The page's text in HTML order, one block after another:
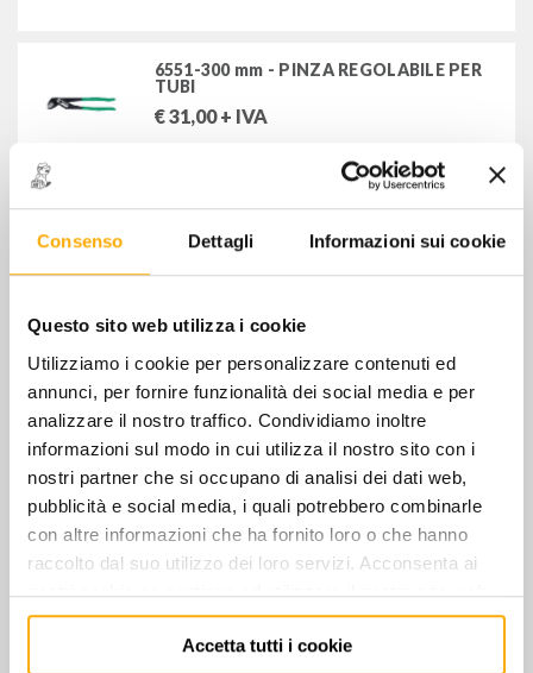
Consenso Dettagli Informazioni sui cookie
Questo sito web utilizza i cookie
Utilizziamo i cookie per personalizzare contenuti ed
annunci, per fornire funzionalità dei social media e per
analizzare il nostro traffico. Condividiamo inoltre
informazioni sul modo in cui utilizza il nostro sito con i
nostri partner che si occupano di analisi dei dati web,
pubblicità e social media, i quali potrebbero combinarle
con altre informazioni che ha fornito loro o che hanno
raccolto dal suo utilizzo dei loro servizi. Acconsenta ai
nostri cookie se continua ad utilizzare il nostro sito web.
Accetta tutti i cookie
utensili speciali per autoveicoli
FILTRA PER
Stock
STAHLWILLE UTENSILI SRL
6551-300 mm - PINZA REGOLABILE PER
TUBI
€31,00+ IVA
6554-250 mm - PINZA PER TUBI A
51,00+ IVA
€24,00+ IVA
6564 5 - PINZA A MORSETTO 250 mm
€28,00+ IVA
6572-180 mm PINZA REGOLABILE PER
33,00+ IVA